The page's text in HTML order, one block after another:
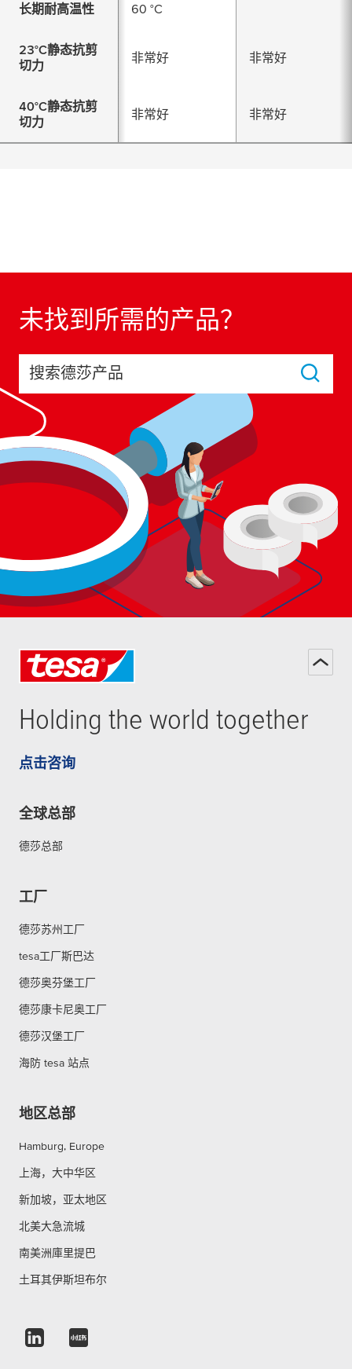
长期耐高温性 60 °C
23°C静态抗剪
切力
非常好 非常好
40°C静态抗剪
切力
非常好 非常好
未找到所需的产品？
搜索德莎产品
Holding the world together
点击咨询
全球总部
德莎总部
工厂
德莎苏州工厂
tesa工厂斯巴达
德莎奥芬堡工厂
德莎康卡尼奥工厂
德莎汉堡工厂
海防 tesa 站点
地区总部
Hamburg, Europe
上海，大中华区
新加坡，亚太地区
北美大急流城
南美洲庫里提巴
土耳其伊斯坦布尔